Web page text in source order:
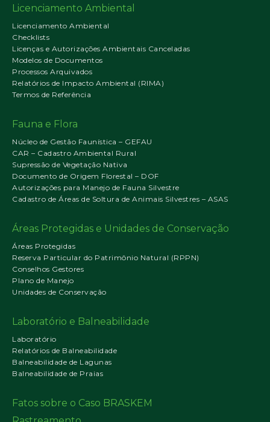
Licenciamento Ambiental
Licenciamento Ambiental
Checklists
Licenças e Autorizações Ambientais Canceladas
Modelos de Documentos
Processos Arquivados
Relatórios de Impacto Ambiental (RIMA)
Termos de Referência
Fauna e Flora
Núcleo de Gestão Faunística – GEFAU
CAR – Cadastro Ambiental Rural
Supressão de Vegetação Nativa
Documento de Origem Florestal – DOF
Autorizações para Manejo de Fauna Silvestre
Cadastro de Áreas de Soltura de Animais Silvestres – ASAS
Áreas Protegidas e Unidades de Conservação
Áreas Protegidas
Reserva Particular do Patrimônio Natural (RPPN)
Conselhos Gestores
Plano de Manejo
Unidades de Conservação
Laboratório e Balneabilidade
Laboratório
Relatórios de Balneabilidade
Balneabilidade de Lagunas
Balneabilidade de Praias
Fatos sobre o Caso BRASKEM